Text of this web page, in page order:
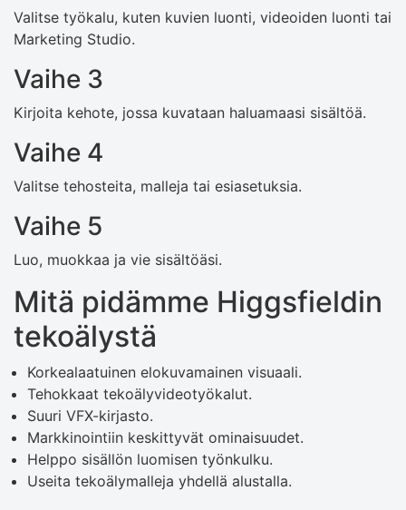
Valitse työkalu, kuten kuvien luonti, videoiden luonti tai
Marketing Studio.
Vaihe 3
Kirjoita kehote, jossa kuvataan haluamaasi sisältöä.
Vaihe 4
Valitse tehosteita, malleja tai esiasetuksia.
Vaihe 5
Luo, muokkaa ja vie sisältöäsi.
Mitä pidämme Higgsfieldin
tekoälystä
Korkealaatuinen elokuvamainen visuaali.
Tehokkaat tekoälyvideotyökalut.
Suuri VFX-kirjasto.
Markkinointiin keskittyvät ominaisuudet.
Helppo sisällön luomisen työnkulku.
Useita tekoälymalleja yhdellä alustalla.